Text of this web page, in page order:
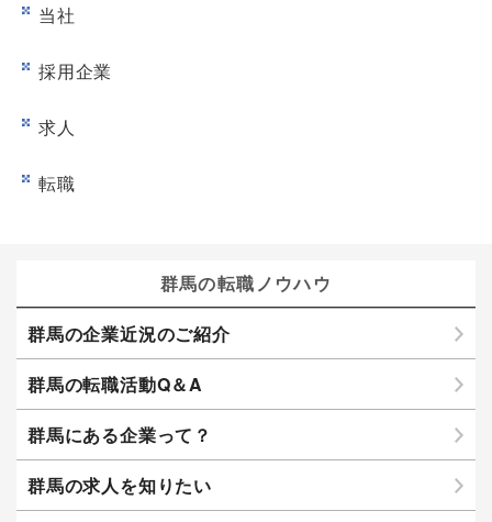
当社
採用企業
求人
転職
群馬の転職ノウハウ
群馬の企業近況のご紹介
群馬の転職活動Q＆A
群馬にある企業って？
群馬の求人を知りたい